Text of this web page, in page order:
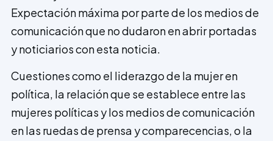
Expectación máxima por parte de los medios de
comunicación que no dudaron en abrir portadas
y noticiarios con esta noticia.
Cuestiones como el liderazgo de la mujer en
política, la relación que se establece entre las
mujeres políticas y los medios de comunicación
en las ruedas de prensa y comparecencias, o la